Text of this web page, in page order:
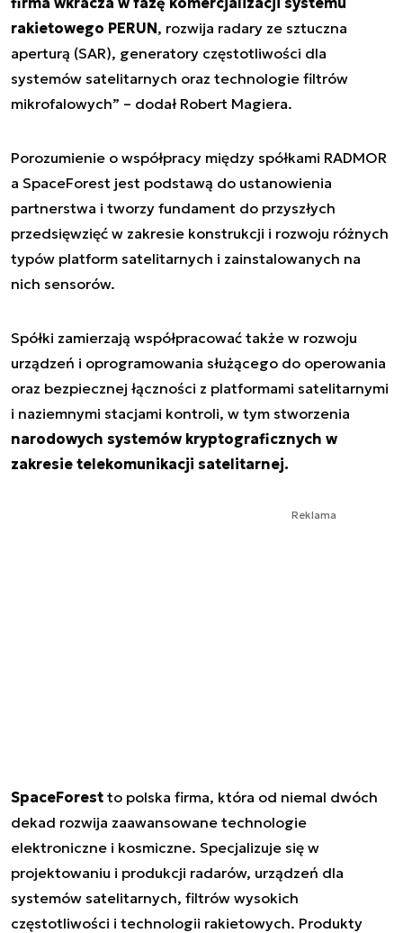
rakietowego PERUN, rozwija radary ze sztuczna
aperturą (SAR), generatory częstotliwości dla
systemów satelitarnych oraz technologie filtrów
mikrofalowych” – dodał Robert Magiera.
Porozumienie o współpracy między spółkami RADMOR
a SpaceForest jest podstawą do ustanowienia
partnerstwa i tworzy fundament do przyszłych
przedsięwzięć w zakresie konstrukcji i rozwoju różnych
typów platform satelitarnych i zainstalowanych na
nich sensorów.
Spółki zamierzają współpracować także w rozwoju
urządzeń i oprogramowania służącego do operowania
oraz bezpiecznej łączności z platformami satelitarnymi
i naziemnymi stacjami kontroli, w tym stworzenia
narodowych systemów kryptograficznych w
zakresie telekomunikacji satelitarnej.
Reklama
SpaceForest to polska firma, która od niemal dwóch
dekad rozwija zaawansowane technologie
elektroniczne i kosmiczne. Specjalizuje się w
projektowaniu i produkcji radarów, urządzeń dla
systemów satelitarnych, filtrów wysokich
częstotliwości i technologii rakietowych. Produkty